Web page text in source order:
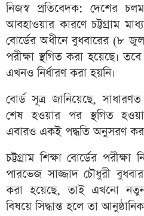
নিজস্ব প্রতিবেদক: দেশের
আবহাওয়ার কারণে চট্টগ্রাম
বোর্ডের অধীনে বুধবারের (৮
পরীক্ষা স্থগিত করা হয়েছে।
এখনও নির্ধারণ করা হয়নি।
বোর্ড সূত্র জানিয়েছে,
শেষ হওয়ার পর স্থগিত
এবারও একই পদ্ধতি অনুসরণ
চট্টগ্রাম শিক্ষা বোর্ডের
পারভেজ সাজ্জাদ চৌধুরী
করা হয়েছে, তাই এখনো নতুন
বিষয়ে সিদ্ধান্ত হলে তা